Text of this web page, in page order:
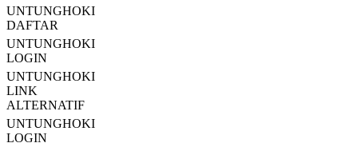
UNTUNGHOKI
DAFTAR
UNTUNGHOKI
LOGIN
UNTUNGHOKI
LINK
ALTERNATIF
UNTUNGHOKI
LOGIN